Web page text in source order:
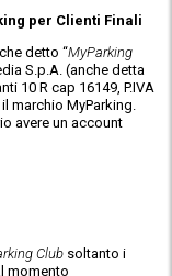
per Clienti Finali
detto “MyParking
S.p.A. (anche detta
10 R cap 16149, P.IVA
marchio MyParking.
avere un account
Club soltanto i
momento